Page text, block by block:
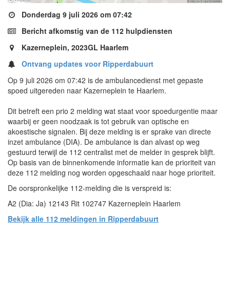
Donderdag 9 juli 2026 om 07:42
Bericht afkomstig van de 112 hulpdiensten
Kazerneplein, 2023GL Haarlem
Ontvang updates voor Ripperdabuurt
Op 9 juli 2026 om 07:42 is de ambulancedienst met gepaste
spoed uitgereden naar Kazerneplein te Haarlem.
Dit betreft een prio 2 melding wat staat voor spoedurgentie maar
waarbij er geen noodzaak is tot gebruik van optische en
akoestische signalen. Bij deze melding is er sprake van directe
inzet ambulance (DIA). De ambulance is dan alvast op weg
gestuurd terwijl de 112 centralist met de melder in gesprek blijft.
Op basis van de binnenkomende informatie kan de prioriteit van
deze 112 melding nog worden opgeschaald naar hoge prioriteit.
De oorspronkelijke 112-melding die is verspreid is:
A2 (Dia: Ja) 12143 Rit 102747 Kazerneplein Haarlem
Bekijk alle 112 meldingen in Ripperdabuurt